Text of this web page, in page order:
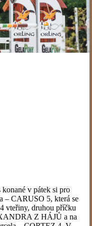
v pátek si pro
– CARUSO 5, která se
vteřiny, druhou příčku
Z HÁJŮ a na